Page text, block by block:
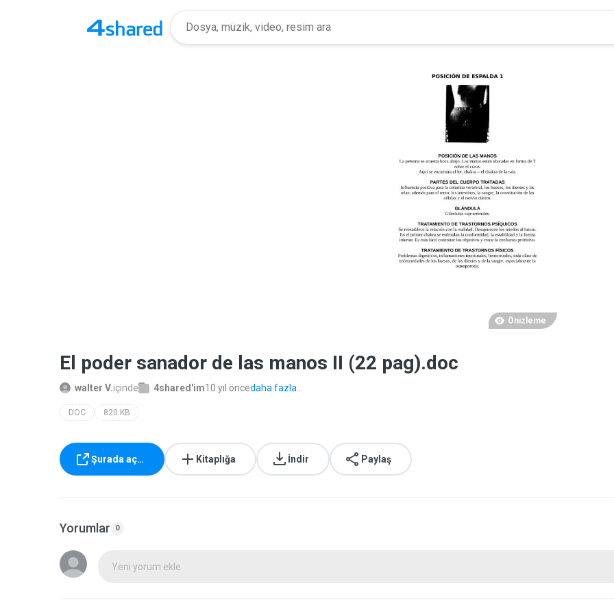
Önizleme
El poder sanador de las manos II (22 pag).doc
walter V.içinde 4shared'im10 yıl öncedaha fazla...
DOC 820 KB
Şurada aç… Kitaplığa İndir Paylaş
Yorumlar 0
Yeni yorum ekle